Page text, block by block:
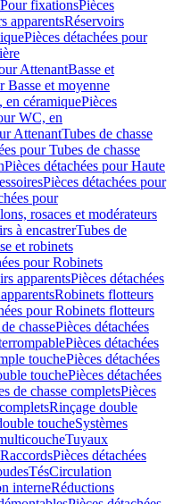
Pour fixationsPièces
apparentsRéservoirs
Pièces détachées pour
AttenantBasse et
Basse et moyenne
en céramiquePièces
WC, en
AttenantTubes de chasse
pour Tubes de chasse
Pièces détachées pour Haute
Pièces détachées pour
pour
rosaces et modérateurs
à encastrerTubes de
et robinets
pour Robinets
apparentsPièces détachées
Robinets flotteurs
pour Robinets flotteurs
chassePièces détachées
Pièces détachées
touchePièces détachées
touchePièces détachées
de chasse completsPièces
Rinçage double
toucheSystèmes
Tuyaux
RaccordsPièces détachées
TésCirculation
interneRéductions